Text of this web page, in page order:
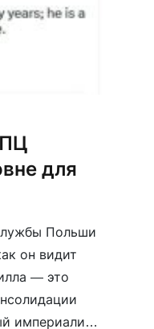
для
Польши
он видит
— это
империализм